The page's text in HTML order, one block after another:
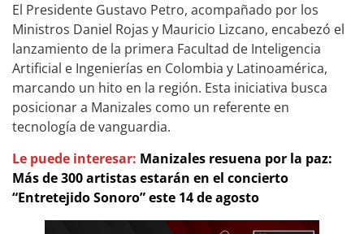
El Presidente Gustavo Petro, acompañado por los
Ministros Daniel Rojas y Mauricio Lizcano, encabezó el
lanzamiento de la primera Facultad de Inteligencia
Artificial e Ingenierías en Colombia y Latinoamérica,
marcando un hito en la región. Esta iniciativa busca
posicionar a Manizales como un referente en
tecnología de vanguardia.
Le puede interesar: Manizales resuena por la paz:
Más de 300 artistas estarán en el concierto
“Entretejido Sonoro” este 14 de agosto